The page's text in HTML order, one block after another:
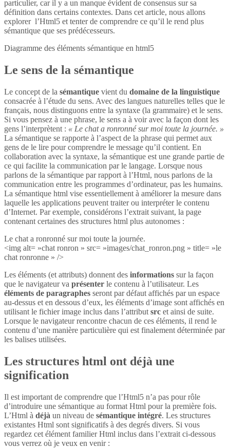
particulier, car il y a un manque évident de consensus sur sa
définition dans certains contextes. Dans cet article, nous allons
explorer l’Html5 et tenter de comprendre ce qu’il le rend plus
sémantique que ses prédécesseurs.
Diagramme des éléments sémantique en html5
Le sens de la sémantique
Le concept de la sémantique vient du domaine de la linguistique
consacrée à l’étude du sens. Avec des langues naturelles telles que le
français, nous distinguons entre la syntaxe (la grammaire) et le sens.
Si vous pensez à une phrase, le sens a à voir avec la façon dont les
gens l’interprètent : « Le chat a ronronné sur moi toute la journée. »
La sémantique se rapporte à l’aspect de la phrase qui permet aux
gens de le lire pour comprendre le message qu’il contient. En
collaboration avec la syntaxe, la sémantique est une grande partie de
ce qui facilite la communication par le langage. Lorsque nous
parlons de la sémantique par rapport à l’Html, nous parlons de la
communication entre les programmes d’ordinateur, pas les humains.
La sémantique html vise essentiellement à améliorer la mesure dans
laquelle les applications peuvent traiter ou interpréter le contenu
d’Internet. Par exemple, considérons l’extrait suivant, la page
contenant certaines des structures html plus autonomes :
Le chat a ronronné sur moi toute la journée.
<img alt= »chat ronron » src= »images/chat_ronron.png » title= »le
chat ronronne » />
Les éléments (et attributs) donnent des informations sur la façon
que le navigateur va présenter le contenu à l’utilisateur. Les
éléments de paragraphes seront par défaut affichés par un espace
au-dessus et en dessous d’eux, les éléments d’image sont affichés en
utilisant le fichier image inclus dans l’attribut src et ainsi de suite.
Lorsque le navigateur rencontre chacun de ces éléments, il rend le
contenu d’une manière particulière qui est finalement déterminée par
les balises utilisées.
Les structures html ont déjà une
signification
Il est important de comprendre que l’Html5 n’a pas pour rôle
d’introduire une sémantique au format Html pour la première fois.
L’Html à déjà un niveau de sémantique intégré. Les structures
existantes Html sont significatifs à des degrés divers. Si vous
regardez cet élément familier Html inclus dans l’extrait ci-dessous
vous verrez où je veux en venir :